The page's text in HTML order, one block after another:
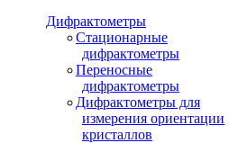
Дифрактометры
Стационарные
дифрактометры
Переносные
дифрактометры
Дифрактометры для
измерения ориентации
кристаллов